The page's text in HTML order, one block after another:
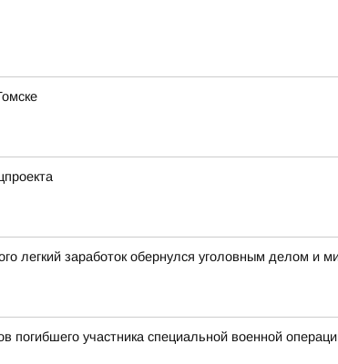
легкий заработок обернулся уголовным делом и
погибшего участника специальной военной